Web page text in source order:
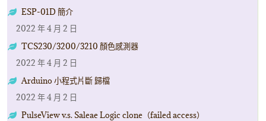
ESP-01D 簡介
2022 年 4 月 2 日
TCS230/3200/3210 顏色感測器
2022 年 4 月 2 日
Arduino 小程式片斷 歸檔
2022 年 4 月 2 日
PulseView v.s. Saleae Logic clone（failed access）